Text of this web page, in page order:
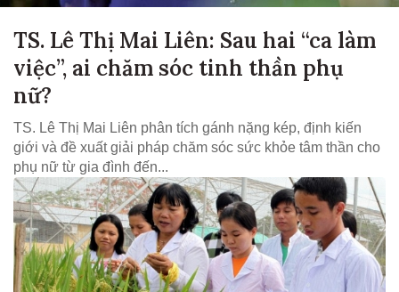
TS. Lê Thị Mai Liên: Sau hai “ca làm
việc”, ai chăm sóc tinh thần phụ
nữ?
TS. Lê Thị Mai Liên phân tích gánh nặng kép, định kiến
giới và đề xuất giải pháp chăm sóc sức khỏe tâm thần cho
phụ nữ từ gia đình đến...